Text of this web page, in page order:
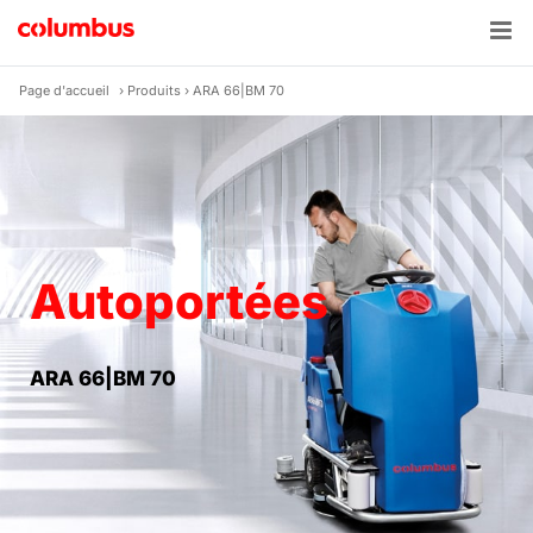
content
Page d'accueil › Produits › ARA 66|BM 70
Autoportées
ARA 66|BM 70